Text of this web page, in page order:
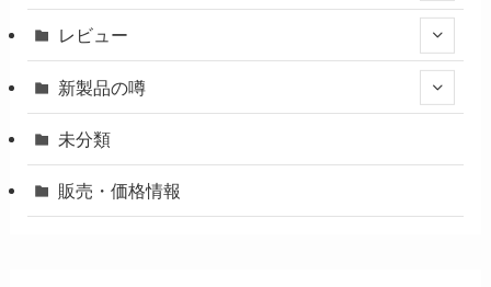
レビュー
新製品の噂
未分類
販売・価格情報